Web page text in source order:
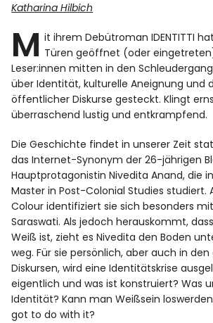
Katharina Hilbich
M it ihrem Debütroman IDENTITTI
Türen geöffnet (oder
Leser:innen mitten in den
über Identität, kulturelle Aneignung und
öffentlicher Diskurse gesteckt. Klingt
überraschend lustig und entkrampfend.
Die Geschichte findet in unserer Zeit statt.
das Internet-Synonym der 26-jährigen
Hauptprotagonistin Nivedita Anand, die
Master in Post-Colonial Studies studiert.
Colour identifiziert sie sich besonders
Saraswati. Als jedoch herauskommt,
Weiß ist, zieht es Nivedita den Boden
weg. Für sie persönlich, aber auch in
Diskursen, wird eine Identitätskrise
eigentlich und was ist konstruiert? Was
Identität? Kann man Weißsein
got to do with it?